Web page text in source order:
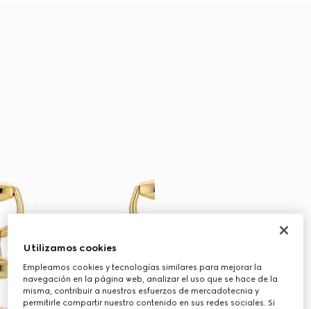
Utilizamos cookies
Empleamos cookies y tecnologías similares para mejorar la
navegación en la página web, analizar el uso que se hace de la
misma, contribuir a nuestros esfuerzos de mercadotecnia y
permitirle compartir nuestro contenido en sus redes sociales. Si